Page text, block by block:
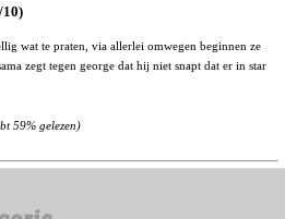
10)
wat te praten, via allerlei omwegen beginnen ze
zegt tegen george dat hij niet snapt dat er in star
59% gelezen)